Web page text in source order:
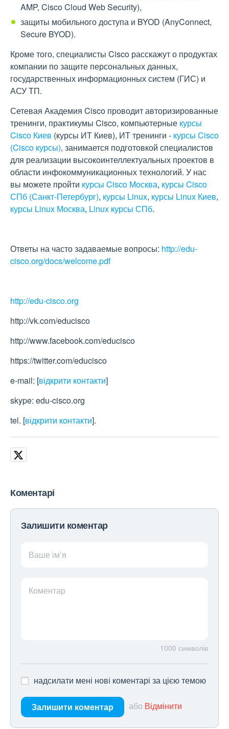
AMP, Cisco Cloud Web Security),
защиты мобильного доступа и BYOD (AnyConnect,
Secure BYOD).
Кроме того, специалисты Cisco расскажут о продуктах
компании по защите персональных данных,
государственных информационных систем (ГИС) и
АСУ ТП.
Сетевая Академия Cisco проводит авторизированные
тренинги, практикумы Cisco, компьютерные курсы
Cisco Киев (курсы ИТ Киев), ИТ тренинги - курсы Cisco
(Cisco курсы), занимается подготовкой специалистов
для реализации высокоинтеллектуальных проектов в
области инфокоммуникационных технологий. У нас
вы можете пройти курсы Cisco Москва, курсы Cisco
СПб (Санкт-Петербург), курсы Linux, курсы Linux Киев,
курсы Linux Москва, Linux курсы СПб.
Ответы на часто задаваемые вопросы: http://edu-
cisco.org/docs/welcome.pdf
http://edu-cisco.org
http://vk.com/educisco
http://www.facebook.com/educisco
https://twitter.com/educisco
e-mail: [відкрити контакти]
skype: edu-cisco.org
tel. [відкрити контакти].
Коментарі
Залишити коментар
Ваше ім’я
Коментар
1000 символів
надсилати мені нові коментарі за цією темою
Залишити коментар або Відмінити